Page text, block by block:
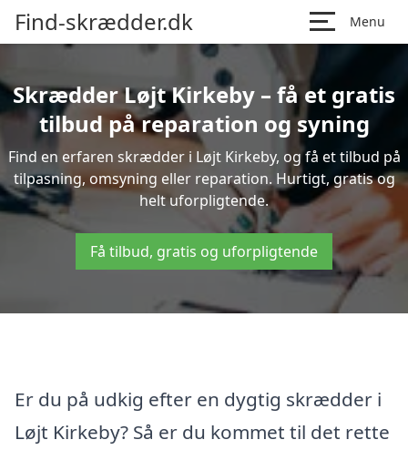
Find-skrædder.dk Menu
Skrædder Løjt Kirkeby – få et gratis
tilbud på reparation og syning
Find en erfaren skrædder i Løjt Kirkeby, og få et tilbud på
tilpasning, omsyning eller reparation. Hurtigt, gratis og
helt uforpligtende.
Få tilbud, gratis og uforpligtende
Er du på udkig efter en dygtig skrædder i
Løjt Kirkeby? Så er du kommet til det rette